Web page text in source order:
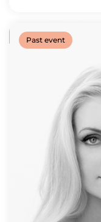
Past event